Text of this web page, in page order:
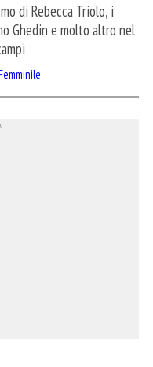
di Rebecca Triolo, i
Ghedin e molto altro nel